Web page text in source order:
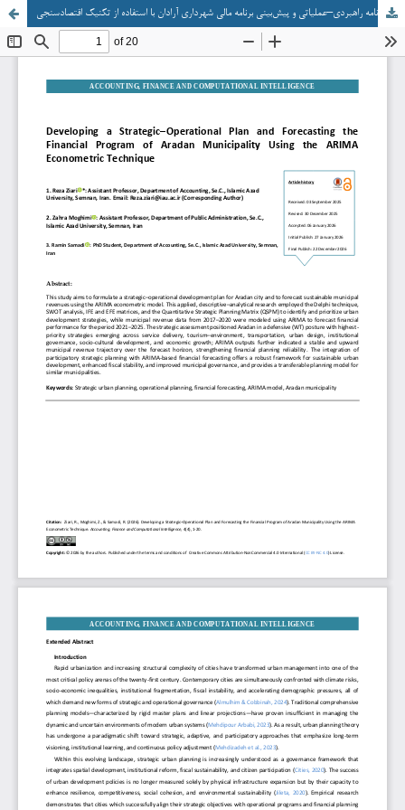
تدوین برنامه راهبردی–عملیاتی و پیش‌بینی برنامه مالی شهرداری آرادان با استفاده از تکنیک اقتصادسنجی ARIMA